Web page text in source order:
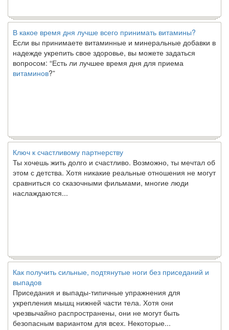
Если вы принимаете витаминные и минеральные добавки в
надежде укрепить свое здоровье, вы можете задаться
вопросом: “Есть ли лучшее время дня для приема
витаминов ?”
Ты хочешь жить долго и счастливо. Возможно, ты мечтал об
этом с детства. Хотя никакие реальные отношения не могут
сравниться со сказочными фильмами, многие люди
наслаждаются...
выпадов
Приседания и выпады-типичные упражнения для
укрепления мышц нижней части тела. Хотя они
чрезвычайно распространены, они не могут быть
безопасным вариантом для всех. Некоторые...